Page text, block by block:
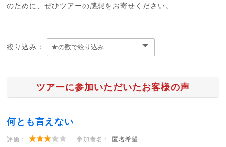
のために、ぜひツアーの感想をお寄せください。
絞り込み：
ツアーに参加いただいたお客様の声
何とも言えない
評価： 参加者名： 匿名希望